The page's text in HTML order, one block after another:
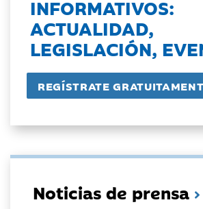
INFORMATIVOS:
ACTUALIDAD,
LEGISLACIÓN,
Noticias de prensa